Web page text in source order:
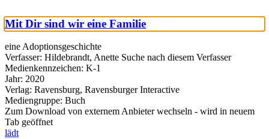
Mit Dir sind wir eine Familie
eine Adoptionsgeschichte
Verfasser: Hildebrandt, Anette Suche nach diesem Verfasser
Medienkennzeichen: K-1
Jahr: 2020
Verlag: Ravensburg, Ravensburger Interactive
Mediengruppe: Buch
Zum Download von externem Anbieter wechseln - wird in neuem
Tab geöffnet
lädt